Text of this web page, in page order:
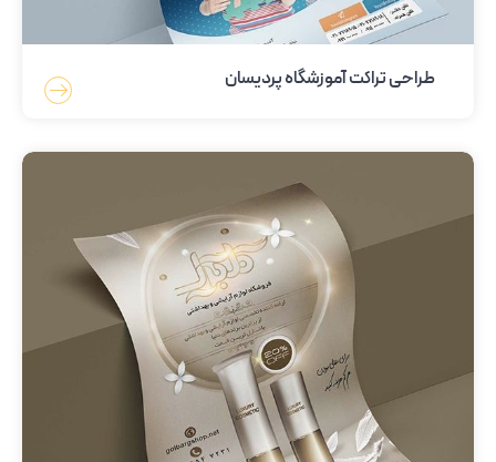
طراحی تراکت آموزشگاه پردیسان